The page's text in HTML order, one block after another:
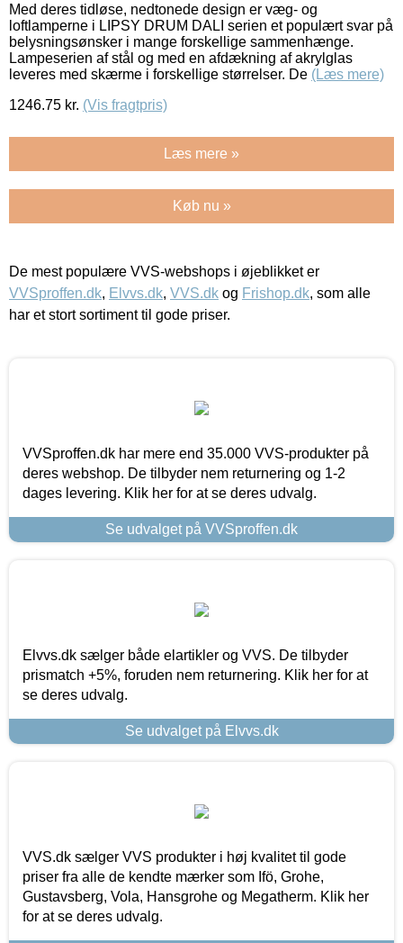
Med deres tidløse, nedtonede design er væg- og
loftlamperne i LIPSY DRUM DALI serien et populært svar på
belysningsønsker i mange forskellige sammenhænge.
Lampeserien af stål og med en afdækning af akrylglas
leveres med skærme i forskellige størrelser. De (Læs mere)
1246.75 kr. (Vis fragtpris)
Læs mere »
Køb nu »
De mest populære VVS-webshops i øjeblikket er
VVSproffen.dk, Elvvs.dk, VVS.dk og Frishop.dk, som alle
har et stort sortiment til gode priser.
VVSproffen.dk har mere end 35.000 VVS-produkter på
deres webshop. De tilbyder nem returnering og 1-2
dages levering. Klik her for at se deres udvalg.
Se udvalget på VVSproffen.dk
Elvvs.dk sælger både elartikler og VVS. De tilbyder
prismatch +5%, foruden nem returnering. Klik her for at
se deres udvalg.
Se udvalget på Elvvs.dk
VVS.dk sælger VVS produkter i høj kvalitet til gode
priser fra alle de kendte mærker som Ifö, Grohe,
Gustavsberg, Vola, Hansgrohe og Megatherm. Klik her
for at se deres udvalg.